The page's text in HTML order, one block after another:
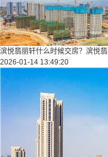
滨悦翡丽轩什么时候交房？滨悦翡
2026-01-14 13:49:20